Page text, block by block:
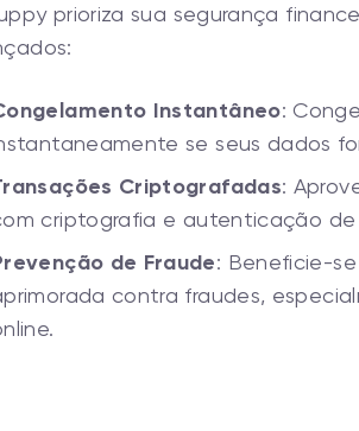
prioriza sua segurança
Instantâneo:
se seus dados
Criptografadas:
criptografia e autenticação de
de Fraude: Beneficie-
contra fraudes,